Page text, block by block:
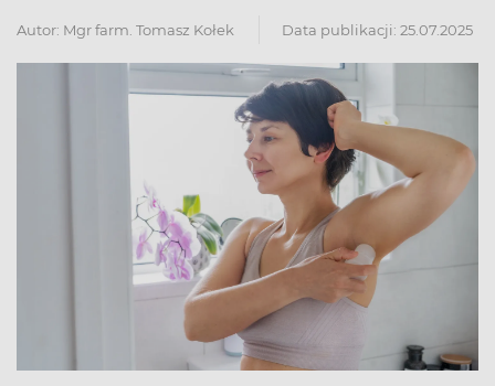
Autor: Mgr farm. Tomasz Kołek Data publikacji: 25.07.2025